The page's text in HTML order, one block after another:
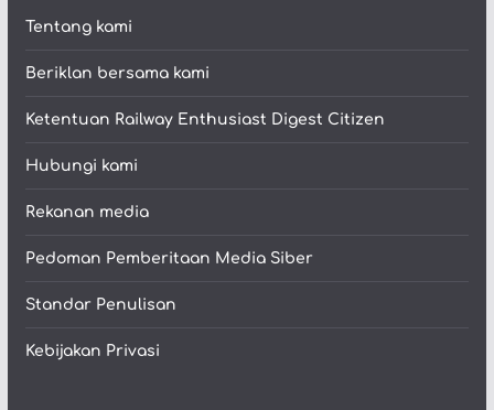
Tentang kami
Beriklan bersama kami
Ketentuan Railway Enthusiast Digest Citizen
Hubungi kami
Rekanan media
Pedoman Pemberitaan Media Siber
Standar Penulisan
Kebijakan Privasi